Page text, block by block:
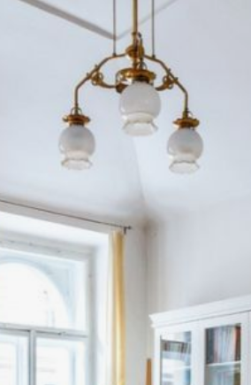
изменилось
отрасли
проанализировали ситуацию в
итогам весны 2026 года. По данным
сейчас находится в росте.
мебельный рынок сейчас
Во многих категориях продажи
с аналогичным периодом
из мебели на 31% выросли продажи
и полок, на 14% — пуфов и
продажи различного освещения: на
потолочные и настенные лампы, на
показывает декор. Так, выросли
рамок (+14%), ваз и кашпо (+13%),
(+11%). Кроме того, стали чаще покупать
скатерти и салфетки (+61%) и